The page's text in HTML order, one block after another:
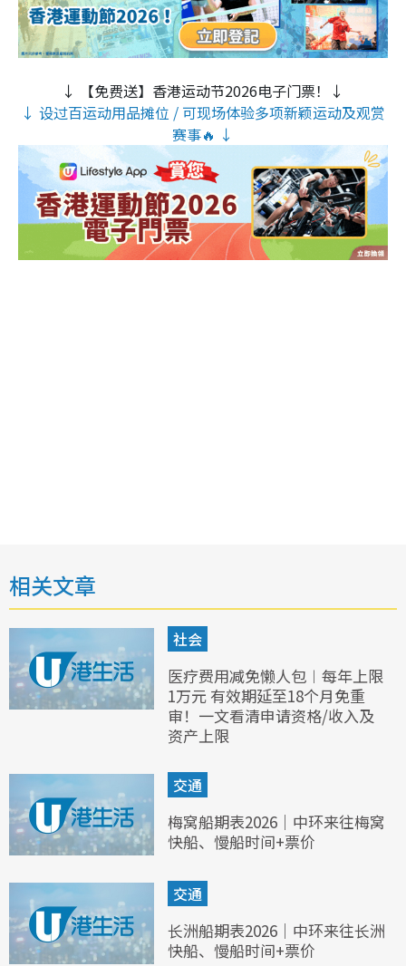
↓ 【免费送】香港运动节2026电子门票！↓
↓ 设过百运动用品摊位 / 可现场体验多项新颖运动及观赏
赛事🔥 ↓
相关文章
社会
医疗费用减免懒人包︱每年上限
1万元 有效期延至18个月免重
审！一文看清申请资格/收入及
资产上限
交通
梅窝船期表2026｜中环来往梅窝
快船、慢船时间+票价
交通
长洲船期表2026｜中环来往长洲
快船、慢船时间+票价